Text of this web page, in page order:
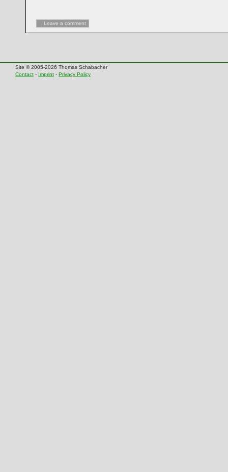
Leave a comment
Site © 2005-2026 Thomas Schabacher
Contact - Imprint - Privacy Policy